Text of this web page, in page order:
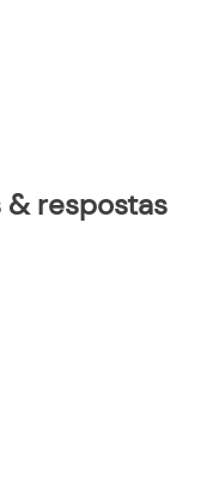
& respostas